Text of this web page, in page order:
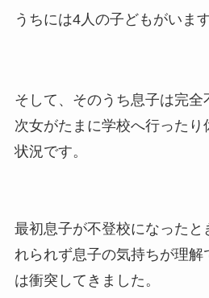
うちには4人の子どもがいます
そして、そのうち息子は完全
次女がたまに学校へ行ったり
状況です。
最初息子が不登校になったと
れられず息子の気持ちが理解
は衝突してきました。